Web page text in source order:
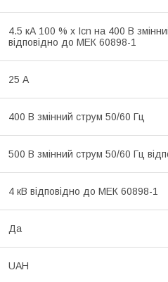
4.5 кА 100 % x Icn на 400 В
відповідно до МЕК 60898-1
25 А
400 В змінний струм 50/60 Гц
500 В змінний струм 50/60 Гц
4 кВ відповідно до МЕК 60898-1
Да
UAH